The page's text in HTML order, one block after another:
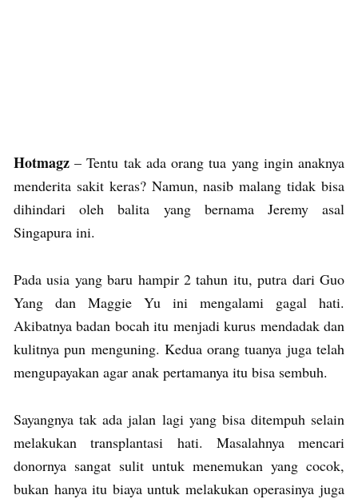
Hotmagz – Tentu tak ada orang tua yang ingin anaknya
menderita sakit keras? Namun, nasib malang tidak bisa
dihindari oleh balita yang bernama Jeremy asal
Singapura ini.
Pada usia yang baru hampir 2 tahun itu, putra dari Guo
Yang dan Maggie Yu ini mengalami gagal hati.
Akibatnya badan bocah itu menjadi kurus mendadak dan
kulitnya pun menguning. Kedua orang tuanya juga telah
mengupayakan agar anak pertamanya itu bisa sembuh.
Sayangnya tak ada jalan lagi yang bisa ditempuh selain
melakukan transplantasi hati. Masalahnya mencari
donornya sangat sulit untuk menemukan yang cocok,
bukan hanya itu biaya untuk melakukan operasinya juga